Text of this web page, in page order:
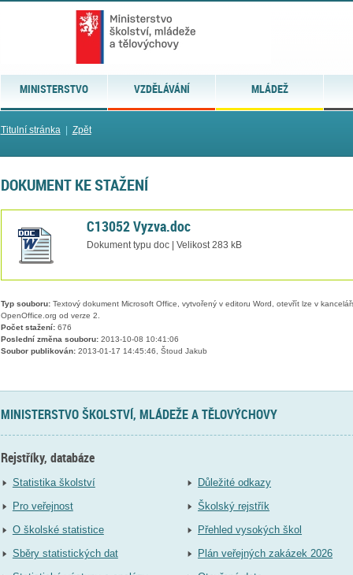
MINISTERSTVO VZDĚLÁVÁNÍ MLÁDEŽ
Titulní stránka| Zpět
DOKUMENT KE STAŽENÍ
C13052 Vyzva.doc
Dokument typu doc | Velikost 283 kB
Typ souboru:Textový dokument Microsoft Office, vytvořený v editoru Word, otevřít lze v
OpenOffice.org od verze 2.
Počet stažení:676
Poslední změna souboru:2013-10-08 10:41:06
Soubor publikován:2013-01-17 14:45:46, Štoud Jakub
MINISTERSTVO ŠKOLSTVÍ, MLÁDEŽE A TĚLOVÝCHOVY
Rejstříky, databáze
Statistika školství
Pro veřejnost
O školské statistice
Sběry statistických dat
Důležité odkazy
Školský rejstřík
Přehled vysokých škol
Plán veřejných zakázek 2026